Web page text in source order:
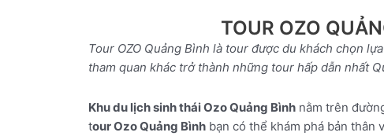
TOUR OZO
Tour OZO Quảng Bình là tour được du khách chọn
tham quan khác trở thành những tour hấp dẫn nhất
Khu du lịch sinh thái Ozo Quảng Bình nằm trên
tour Ozo Quảng Bình bạn có thể khám phá bản